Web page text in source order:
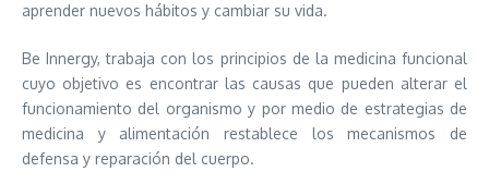
aprender nuevos hábitos y cambiar su vida.
Be Innergy, trabaja con los principios de la medicina funcional
cuyo objetivo es encontrar las causas que pueden alterar el
funcionamiento del organismo y por medio de estrategias de
medicina y alimentación restablece los mecanismos de
defensa y reparación del cuerpo.